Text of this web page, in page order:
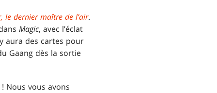
le dernier maître de l’air.
Magic, avec l’éclat
aura des cartes pour
Gaang dès la sortie
Nous vous avons